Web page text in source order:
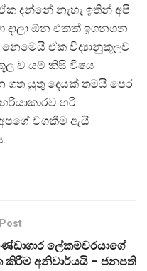
දන්නේ නැහැ ඉතින් අපි
දාලා ඕන එකක් ඉගනගන
ඒක විද්‍යානුකූලව
ව යම් කිසි විෂය
ගත යුතු දෙයක් තමයි පෙර
හරි
වගකීම ඇයි
ලේකම්වරයාගේ
කිරීම අනිවාර්යයි – ජනපති